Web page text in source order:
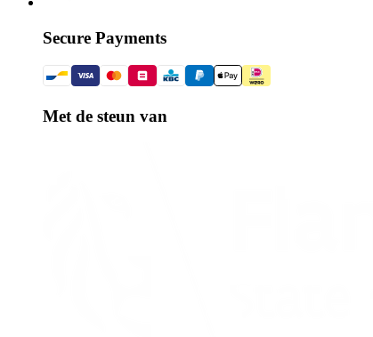
Secure Payments
Met de steun van